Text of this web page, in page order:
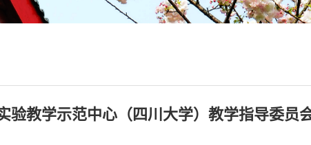
验教学示范中心（四川大学）教学指导委员